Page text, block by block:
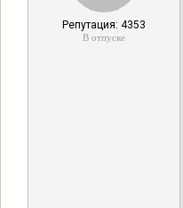
Репутация: 4353
В отпуске